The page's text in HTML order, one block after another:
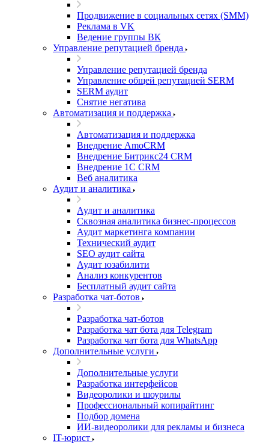
Продвижение в социальных сетях (SMM)
Реклама в VK
Ведение группы ВК
Управление репутацией бренда
Управление репутацией бренда
Управление общей репутацией SERM
SERM аудит
Снятие негатива
Автоматизация и поддержка
Автоматизация и поддержка
Внедрение AmoCRM
Внедрение Битрикс24 CRM
Внедрение 1C CRM
Веб аналитика
Аудит и аналитика
Аудит и аналитика
Сквозная аналитика бизнес-процессов
Аудит маркетинга компании
Технический аудит
SEO аудит сайта
Аудит юзабилити
Анализ конкурентов
Бесплатный аудит сайта
Разработка чат-ботов
Разработка чат-ботов
Разработка чат бота для Telegram
Разработка чат бота для WhatsApp
Дополнительные услуги
Дополнительные услуги
Разработка интерфейсов
Видеоролики и шоурилы
Профессиональный копирайтинг
Подбор домена
ИИ-видеоролики для рекламы и бизнеса
IT-юрист